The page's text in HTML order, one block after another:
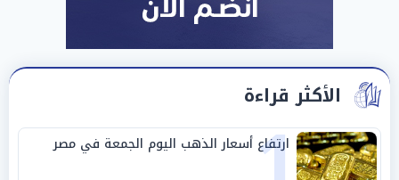
الأكثر قراءة
ارتفاع أسعار الذهب اليوم الجمعة في مصر